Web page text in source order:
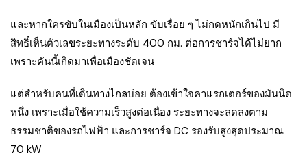
และหากใครขับในเมืองเป็นหลัก ขับเรื่อย ๆ ไม่กดหนักเกินไป มี
สิทธิ์เห็นตัวเลขระยะทางระดับ 400 กม. ต่อการชาร์จได้ไม่ยาก
เพราะคันนี้เกิดมาเพื่อเมืองชัดเจน
แต่สำหรับคนที่เดินทางไกลบ่อย ต้องเข้าใจคาแรกเตอร์ของมันนิด
หนึ่ง เพราะเมื่อใช้ความเร็วสูงต่อเนื่อง ระยะทางจะลดลงตาม
ธรรมชาติของรถไฟฟ้า และการชาร์จ DC รองรับสูงสุดประมาณ
70 kW